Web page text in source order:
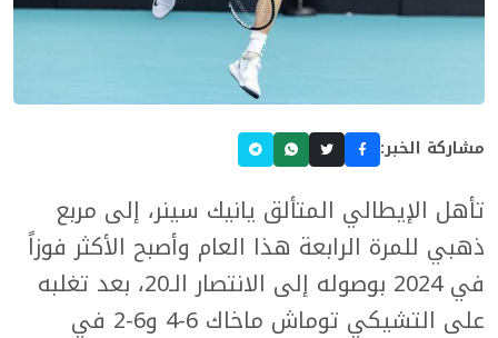
مشاركة الخبر:
تأهل الإيطالي المتألق يانيك سينر، إلى مربع
ذهبي للمرة الرابعة هذا العام وأصبح الأكثر فوزاً
في 2024 بوصوله إلى الانتصار الـ20، بعد تغلبه
على التشيكي توماش ماخاك 6-4 و6-2 في